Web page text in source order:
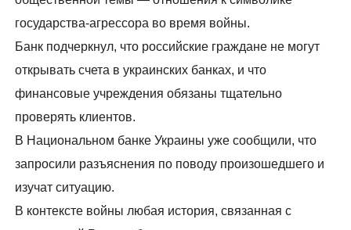
государства-агрессора во время войны.
Банк подчеркнул, что российские граждане не могут
открывать счета в украинских банках, и что
финансовые учреждения обязаны тщательно
проверять клиентов.
В Национальном банке Украины уже сообщили, что
запросили разъяснения по поводу произошедшего и
изучат ситуацию.
В контексте войны любая история, связанная с